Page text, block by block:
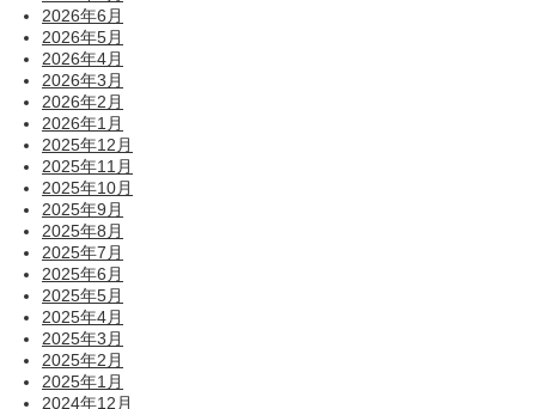
2026年6月
2026年5月
2026年4月
2026年3月
2026年2月
2026年1月
2025年12月
2025年11月
2025年10月
2025年9月
2025年8月
2025年7月
2025年6月
2025年5月
2025年4月
2025年3月
2025年2月
2025年1月
2024年12月